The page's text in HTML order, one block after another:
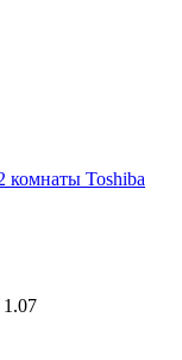
комнаты Toshiba